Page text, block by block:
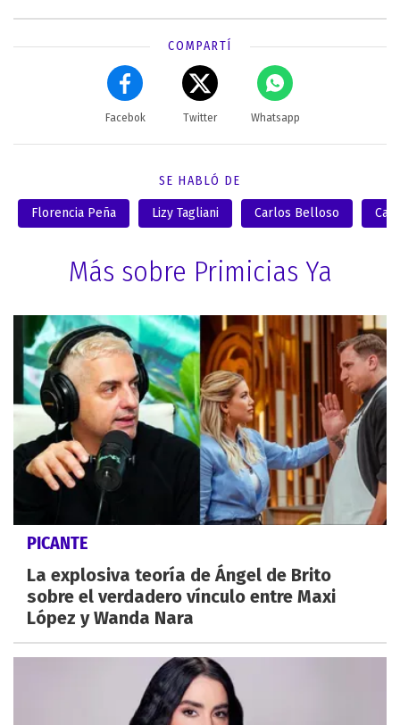
COMPARTÍ
Facebok Twitter Whatsapp
SE HABLÓ DE
Florencia Peña Lizy Tagliani Carlos Belloso
Más sobre Primicias Ya
PICANTE
La explosiva teoría de Ángel de Brito
sobre el verdadero vínculo entre Maxi
López y Wanda Nara